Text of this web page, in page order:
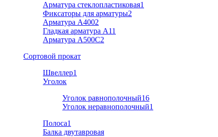
Арматура стеклопластиковая1
Фиксаторы для арматуры2
Арматура А4002
Гладкая арматура А11
Арматура A500C2
Cортовой прокат
Швеллер1
Уголок
Уголок равнополочный16
Уголок неравнополочный1
Полоса1
Балка двутавровая